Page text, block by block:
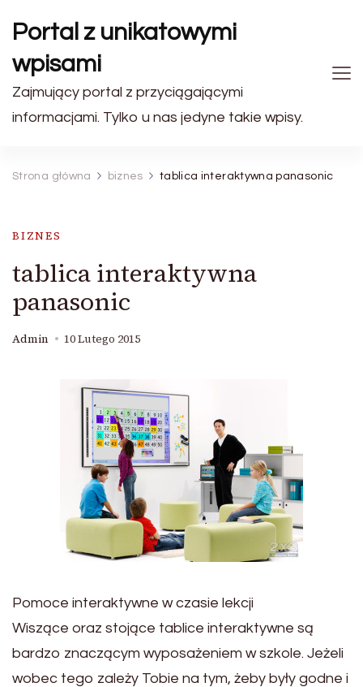
Portal z unikatowymi
wpisami
Zajmujący portal z przyciągającymi
informacjami. Tylko u nas jedyne takie wpisy.
Strona główna biznes tablica interaktywna panasonic
BIZNES
tablica interaktywna
panasonic
Admin 10 Lutego 2015
Pomoce interaktywne w czasie lekcji
Wiszące oraz stojące tablice interaktywne są
bardzo znaczącym wyposażeniem w szkole. Jeżeli
wobec tego zależy Tobie na tym, żeby były godne i